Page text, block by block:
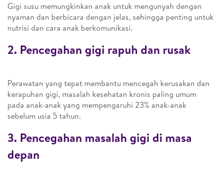
Gigi susu memungkinkan anak untuk mengunyah dengan
nyaman dan berbicara dengan jelas, sehingga penting untuk
nutrisi dan cara anak berkomunikasi.
2. Pencegahan gigi rapuh dan rusak
Perawatan yang tepat membantu mencegah kerusakan dan
kerapuhan gigi, masalah kesehatan kronis paling umum
pada anak-anak yang mempengaruhi 23% anak-anak
sebelum usia 5 tahun.
3. Pencegahan masalah gigi di masa
depan